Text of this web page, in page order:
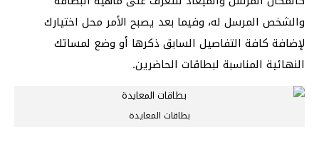
والشخص المرسل له، وفيما بعد يصبح الأمر محل اختيارك
لإضافة كافة التفاصيل السابق ذكرها أو وضع لمساتك
النهائية المناسبة لبطاقات الحاضرين.
بطاقات المعايدة